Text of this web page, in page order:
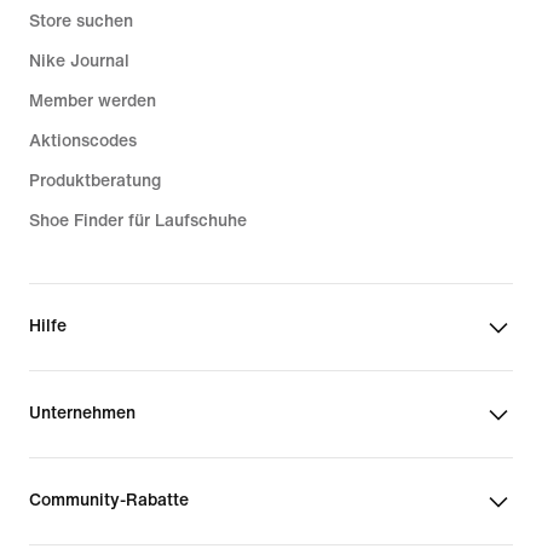
Store suchen
Nike Journal
Member werden
Aktionscodes
Produktberatung
Shoe Finder für Laufschuhe
Hilfe
Unternehmen
Community-Rabatte